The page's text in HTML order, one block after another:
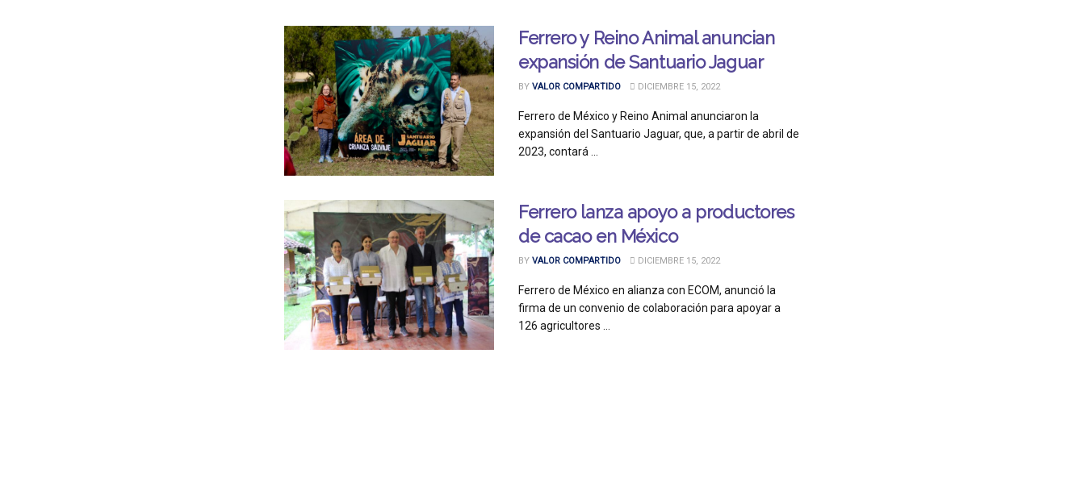
Ferrero y Reino Animal anuncian
expansión de Santuario Jaguar
BY VALOR COMPARTIDO DICIEMBRE 15, 2022
Ferrero de México y Reino Animal anunciaron la
expansión del Santuario Jaguar, que, a partir de abril de
2023, contará ...
Ferrero lanza apoyo a productores
de cacao en México
BY VALOR COMPARTIDO DICIEMBRE 15, 2022
Ferrero de México en alianza con ECOM, anunció la
firma de un convenio de colaboración para apoyar a
126 agricultores ...